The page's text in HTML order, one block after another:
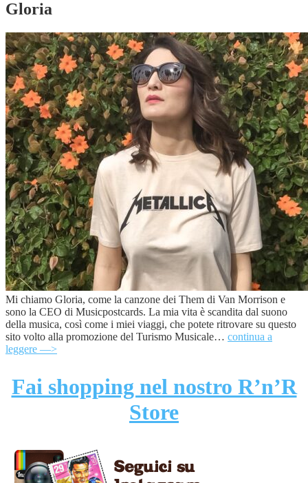
Gloria
Mi chiamo Gloria, come la canzone dei Them di Van Morrison e
sono la CEO di Musicpostcards. La mia vita è scandita dal suono
della musica, così come i miei viaggi, che potete ritrovare su questo
sito volto alla promozione del Turismo Musicale… continua a
leggere —>
Fai shopping nel nostro R’n’R
Store